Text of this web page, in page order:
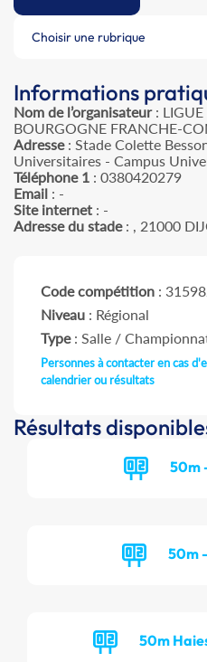
Choisir une rubrique
Informations
Nom de l’organisateur: LIGUE
BOURGOGNE FRANCHE-
Adresse: Stade Colette
Universitaires - Campus
Téléphone 1 : 0380420279
Email : -
Site internet : -
Adresse du stade: , 21000
Code compétition :
Niveau : Régional
Type: Salle /
Personnes à contacter en cas
calendrier ou résultats
Résultats
50m
50m
50m